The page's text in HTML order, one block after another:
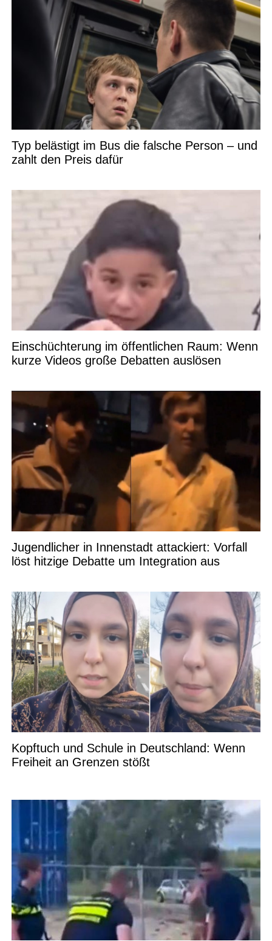
Typ belästigt im Bus die falsche Person – und
zahlt den Preis dafür
Einschüchterung im öffentlichen Raum: Wenn
kurze Videos große Debatten auslösen
Jugendlicher in Innenstadt attackiert: Vorfall
löst hitzige Debatte um Integration aus
Kopftuch und Schule in Deutschland: Wenn
Freiheit an Grenzen stößt